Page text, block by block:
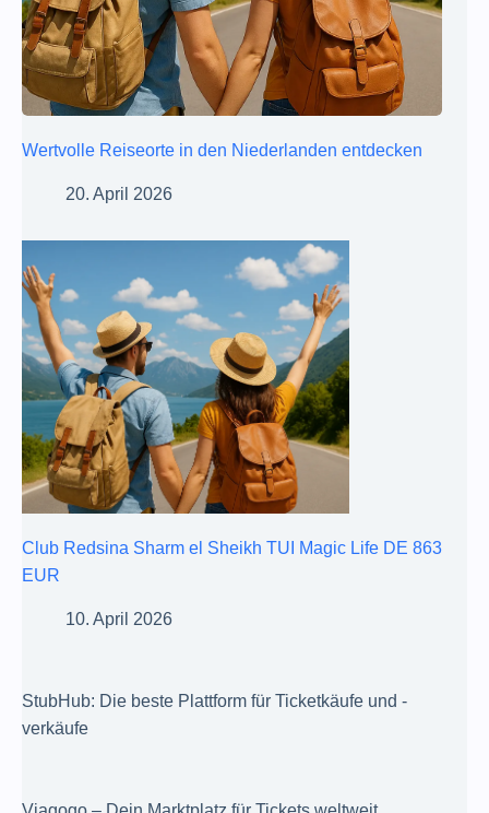
Wertvolle Reiseorte in den Niederlanden entdecken
20. April 2026
Club Redsina Sharm el Sheikh TUI Magic Life DE 863
EUR
10. April 2026
StubHub: Die beste Plattform für Ticketkäufe und -
verkäufe